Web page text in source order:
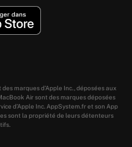
marques d’Apple Inc., déposées aux
Air sont des marques déposées
d’Apple Inc. AppSystem.fr et son App
sont la propriété de leurs détenteurs